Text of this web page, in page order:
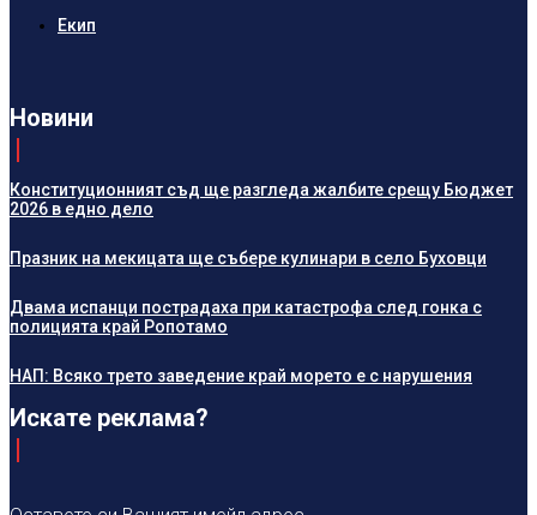
Екип
Новини
Конституционният съд ще разгледа жалбите срещу Бюджет
2026 в едно дело
Празник на мекицата ще събере кулинари в село Буховци
Двама испанци пострадаха при катастрофа след гонка с
полицията край Ропотамо
НАП: Всяко трето заведение край морето е с нарушения
Искате реклама?